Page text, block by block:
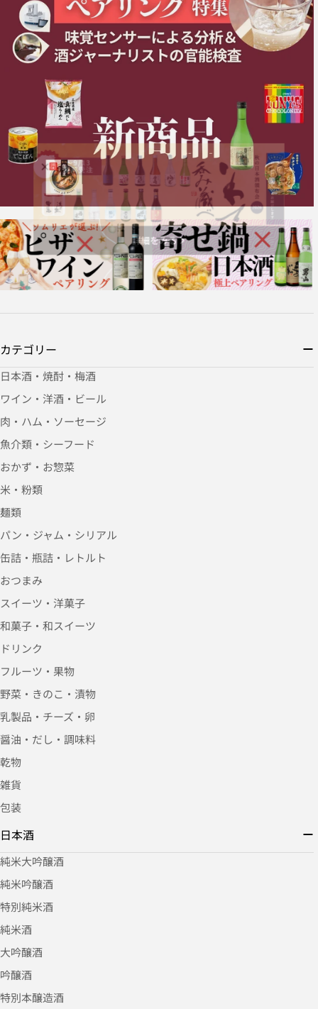
カテゴリー
日本酒・焼酎・梅酒
ワイン・洋酒・ビール
肉・ハム・ソーセージ
魚介類・シーフード
おかず・お惣菜
米・粉類
麺類
パン・ジャム・シリアル
缶詰・瓶詰・レトルト
おつまみ
スイーツ・洋菓子
和菓子・和スイーツ
ドリンク
フルーツ・果物
野菜・きのこ・漬物
乳製品・チーズ・卵
醤油・だし・調味料
乾物
雑貨
包装
日本酒
純米大吟醸酒
純米吟醸酒
特別純米酒
純米酒
大吟醸酒
吟醸酒
特別本醸造酒
詳細をみる